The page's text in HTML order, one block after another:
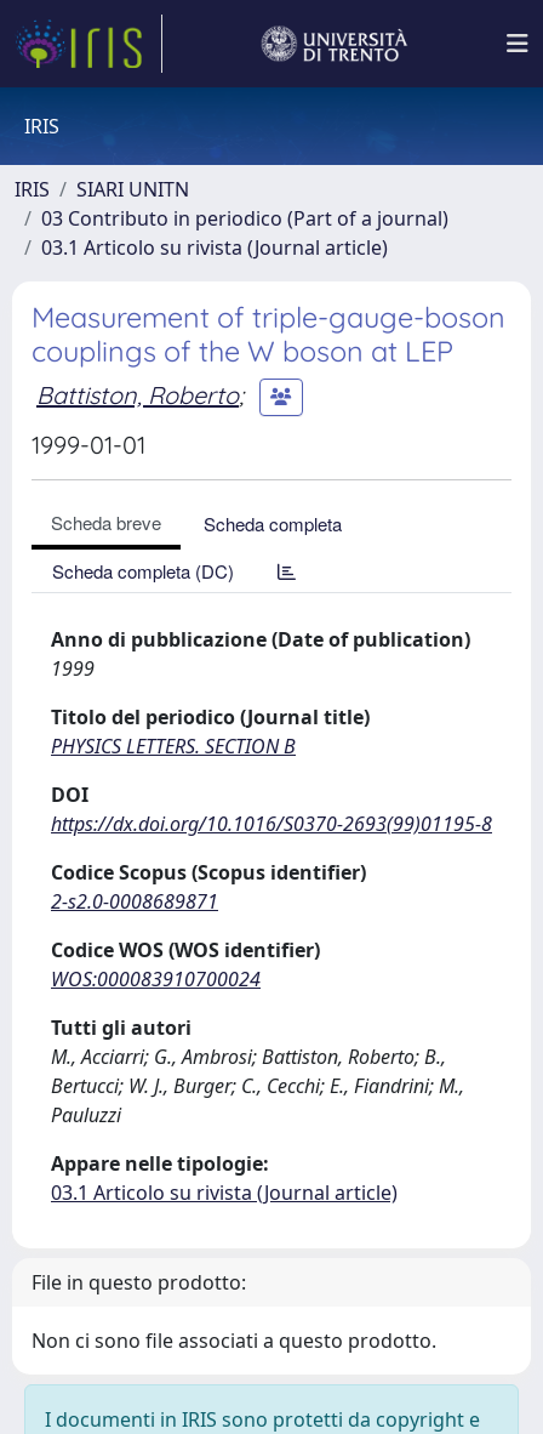
IRIS
IRIS
SIARI UNITN
03 Contributo in periodico (Part of a journal)
03.1 Articolo su rivista (Journal article)
Measurement of triple-gauge-boson
couplings of the W boson at LEP
Battiston, Roberto;
1999-01-01
Scheda breve
Scheda completa
Scheda completa (DC)
Anno di pubblicazione (Date of publication)
1999
Titolo del periodico (Journal title)
PHYSICS LETTERS. SECTION B
DOI
https://dx.doi.org/10.1016/S0370-2693(99)01195-8
Codice Scopus (Scopus identifier)
2-s2.0-0008689871
Codice WOS (WOS identifier)
WOS:000083910700024
Tutti gli autori
M., Acciarri; G., Ambrosi; Battiston, Roberto; B.,
Bertucci; W. J., Burger; C., Cecchi; E., Fiandrini; M.,
Pauluzzi
Appare nelle tipologie:
03.1 Articolo su rivista (Journal article)
File in questo prodotto:
Non ci sono file associati a questo prodotto.
I documenti in IRIS sono protetti da copyright e